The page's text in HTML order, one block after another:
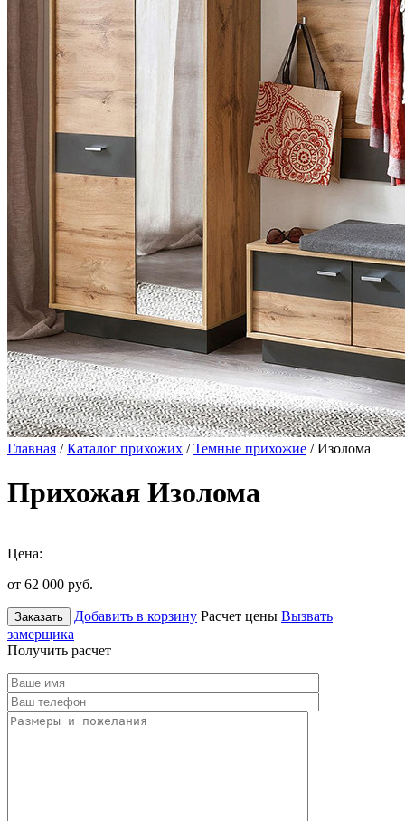
Главная /Каталог прихожих /Темные прихожие / Изолома
Прихожая Изолома
Цена:
от 62 000 руб.
Заказать Добавить в корзину Расчет цены Вызвать
замерщика
Получить расчет